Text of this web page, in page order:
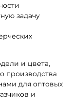
задачу
и цвета,
производства
для оптовых
и